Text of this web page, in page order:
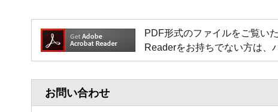
PDF形式のファイルをご覧い
Readerをお持ちでない方は、
お問い合わせ